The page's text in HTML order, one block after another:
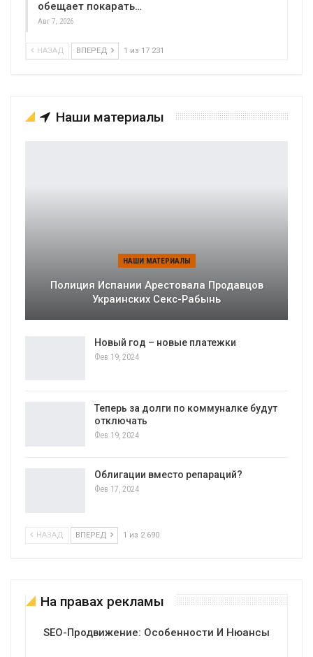
обещает покарать…
Авг 7, 2026
НАЗАД ВПЕРЕД 1 из 17 231
Наши материалы
НАШИ МАТЕРИАЛЫ
Полиция Испании Арестовала Продавцов
Украинских Секс-Рабынь
Новый год – новые платежки
Фев 19, 2024
Теперь за долги по коммуналке будут
отключать
Фев 19, 2024
Облигации вместо репараций?
Фев 17, 2024
НАЗАД ВПЕРЕД 1 из 2 690
На правах рекламы
SEO-Продвижение: Особенности И Нюансы